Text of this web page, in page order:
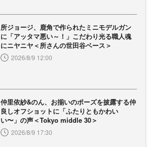
所ジョージ、鹿角で作られたミニモデルガン
に「アッタマ悪い～！」こだわり光る職人魂
にニヤニヤ＜所さんの世田谷ベース＞
2026/8/9 12:00
仲里依紗&のん、お揃いのポーズを披露する仲
良しオフショットに「ふたりともかわい
い〜」の声＜Tokyo middle 30＞
2026/8/9 17:30